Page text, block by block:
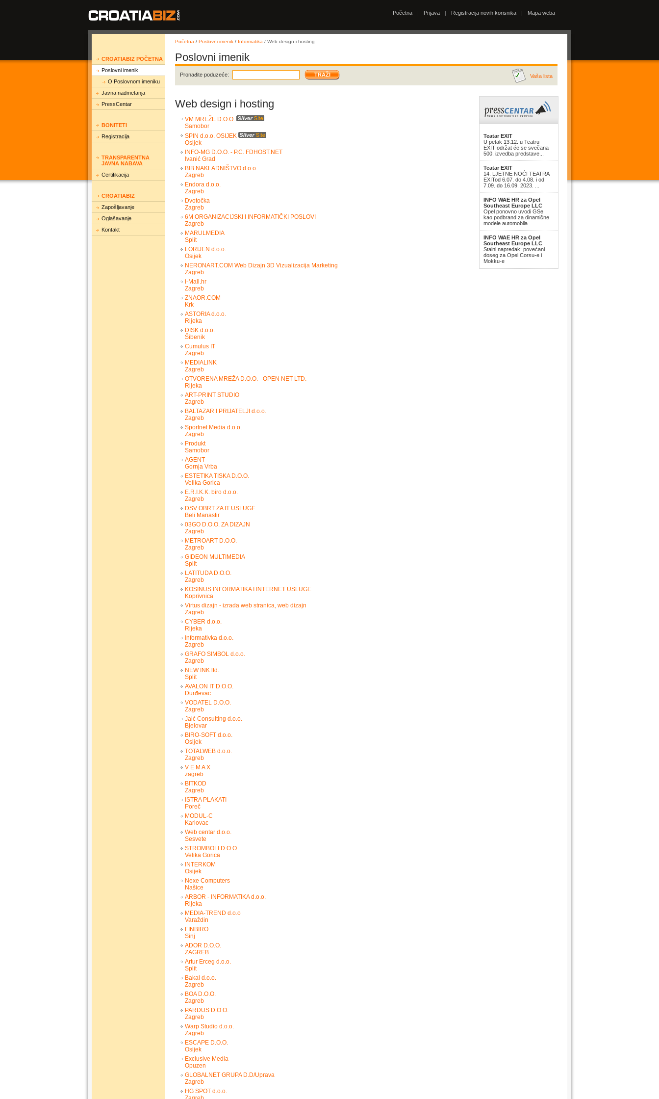
Početna | Prijava | Registracija novih korisnika | Mapa weba
CROATIABIZ POČETNA
Poslovni imenik
O Poslovnom imeniku
Javna nadmetanja
PressCentar
BONITETI
Registracija
TRANSPARENTNA
JAVNA NABAVA
Certifikacija
CROATIABIZ
Zapošljavanje
Oglašavanje
Kontakt
Početna / Poslovni imenik / Informatika / Web design i hosting
Poslovni imenik
Pronađite poduzeće: Vaša lista
Web design i hosting
VM MREŽE D.O.O.
Samobor
SPIN d.o.o. OSIJEK
Osijek
INFO-MG D.O.O. - P.C. FDHOST.NET
Ivanić Grad
BIB NAKLADNIŠTVO d.o.o.
Zagreb
Endora d.o.o.
Zagreb
Dvotočka
Zagreb
6M ORGANIZACIJSKI I INFORMATIČKI POSLOVI
Zagreb
MARULMEDIA
Split
LORIJEN d.o.o.
Osijek
NERONART.COM Web Dizajn 3D Vizualizacija Marketing
Zagreb
i-Mall.hr
Zagreb
ZNAOR.COM
Krk
ASTORIA d.o.o.
Rijeka
DISK d.o.o.
Šibenik
Cumulus IT
Zagreb
MEDIALINK
Zagreb
OTVORENA MREŽA D.O.O. - OPEN NET LTD.
Rijeka
ART-PRINT STUDIO
Zagreb
BALTAZAR I PRIJATELJI d.o.o.
Zagreb
Sportnet Media d.o.o.
Zagreb
Produkt
Samobor
AGENT
Gornja Vrba
ESTETIKA TISKA D.O.O.
Velika Gorica
E.R.I.K.K. biro d.o.o.
Zagreb
DSV OBRT ZA IT USLUGE
Beli Manastir
03GO D.O.O. ZA DIZAJN
Zagreb
METROART D.O.O.
Zagreb
GIDEON MULTIMEDIA
Split
LATITUDA D.O.O.
Zagreb
KOSINUS INFORMATIKA I INTERNET USLUGE
Koprivnica
Virtus dizajn - izrada web stranica, web dizajn
Zagreb
CYBER d.o.o.
Rijeka
Informativka d.o.o.
Zagreb
GRAFO SIMBOL d.o.o.
Zagreb
NEW INK ltd.
Split
AVALON IT D.O.O.
Đurđevac
VODATEL D.O.O.
Zagreb
Jaić Consulting d.o.o.
Bjelovar
BIRO-SOFT d.o.o.
Osijek
TOTALWEB d.o.o.
Zagreb
V E M A X
zagreb
BITKOD
Zagreb
ISTRA PLAKATI
Poreč
MODUL-C
Karlovac
Web centar d.o.o.
Sesvete
STROMBOLI D.O.O.
Velika Gorica
INTERKOM
Osijek
Nexe Computers
Našice
ARBOR - INFORMATIKA d.o.o.
Rijeka
MEDIA-TREND d.o.o
Varaždin
FINBIRO
Sinj
ADOR D.O.O.
ZAGREB
Artur Erceg d.o.o.
Split
Bakal d.o.o.
Zagreb
BOA D.O.O.
Zagreb
PARDUS D.O.O.
Zagreb
Warp Studio d.o.o.
Zagreb
ESCAPE D.O.O.
Osijek
Exclusive Media
Opuzen
GLOBALNET GRUPA D.D/Uprava
Zagreb
HG SPOT d.o.o.
Teatar EXIT
U petak 13.12. u Teatru
EXIT održat će se svečana
500. izvedba predstave...
Teatar EXIT
14. LJETNE NOĆI TEATRA
EXITod 6.07. do 4.08. i od
7.09. do 16.09. 2023. ...
INFO WAE HR za Opel
Southeast Europe LLC
Opel ponovno uvodi GSe
kao podbrand za dinamične
modele automobila
INFO WAE HR za Opel
Southeast Europe LLC
Stalni napredak: povećani
doseg za Opel Corsu-e i
Mokku-e